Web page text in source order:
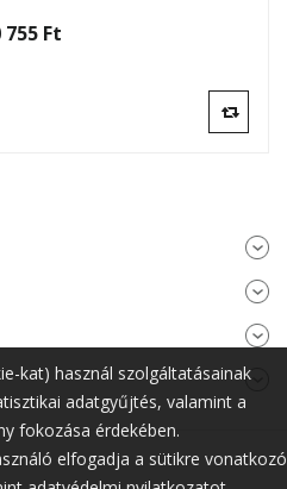
755 Ft‎
kat) használ szolgáltatásainak
adatgyűjtés, valamint a
fokozása érdekében.
elfogadja a sütikre vonatkozó